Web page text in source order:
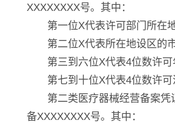
XXXXXXXX号。其中：
第一位X代表许可部门所在
第二位X代表所在地设区的
第三到六位X代表4位数许可
第七到十位X代表4位数许可
第二类医疗器械经营备案凭
备XXXXXXXX号。其中：